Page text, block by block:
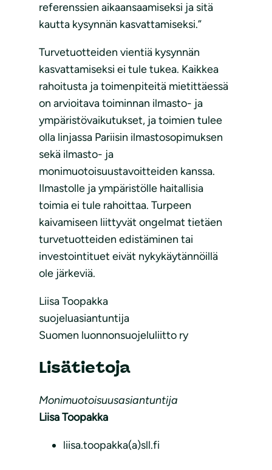
referenssien aikaansaamiseksi ja sitä
kautta kysynnän kasvattamiseksi.”
Turvetuotteiden vientiä kysynnän
kasvattamiseksi ei tule tukea. Kaikkea
rahoitusta ja toimenpiteitä mietittäessä
on arvioitava toiminnan ilmasto- ja
ympäristövaikutukset, ja toimien tulee
olla linjassa Pariisin ilmastosopimuksen
sekä ilmasto- ja
monimuotoisuustavoitteiden kanssa.
Ilmastolle ja ympäristölle haitallisia
toimia ei tule rahoittaa. Turpeen
kaivamiseen liittyvät ongelmat tietäen
turvetuotteiden edistäminen tai
investointituet eivät nykykäytännöillä
ole järkeviä.
Liisa Toopakka
suojeluasiantuntija
Suomen luonnonsuojeluliitto ry
Lisätietoja
Monimuotoisuusasiantuntija
Liisa Toopakka
liisa.toopakka(a)sll.fi